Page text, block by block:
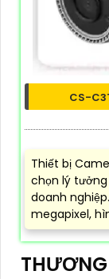
CS-
Thiết bị
chọn lý
doanh
megapixel,